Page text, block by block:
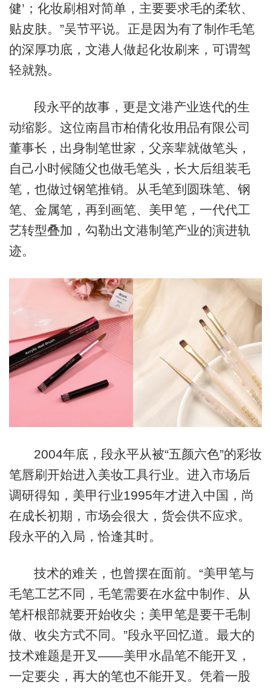
健’；化妆刷相对简单，主要要求毛的柔软、
贴皮肤。”吴节平说。正是因为有了制作毛笔
的深厚功底，文港人做起化妆刷来，可谓驾
轻就熟。
段永平的故事，更是文港产业迭代的生
动缩影。这位南昌市柏倩化妆用品有限公司
董事长，出身制笔世家，父亲辈就做笔头，
自己小时候随父也做毛笔头，长大后组装毛
笔，也做过钢笔推销。从毛笔到圆珠笔、钢
笔、金属笔，再到画笔、美甲笔，一代代工
艺转型叠加，勾勒出文港制笔产业的演进轨
迹。
2004年底，段永平从被“五颜六色”的彩妆
笔唇刷开始进入美妆工具行业。进入市场后
调研得知，美甲行业1995年才进入中国，尚
在成长初期，市场会很大，货会供不应求。
段永平的入局，恰逢其时。
技术的难关，也曾摆在面前。“美甲笔与
毛笔工艺不同，毛笔需要在水盆中制作、从
笔杆根部就要开始收尖；美甲笔是要干毛制
做、收尖方式不同。”段永平回忆道。最大的
技术难题是开叉——美甲水晶笔不能开叉，
一定要尖，再大的笔也不能开叉。凭着一股